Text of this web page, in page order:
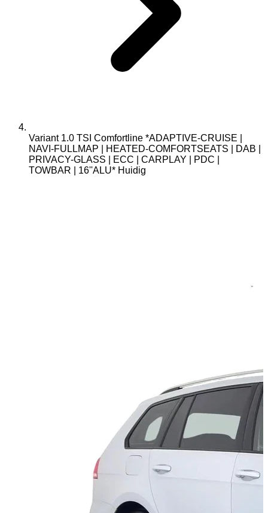
Variant 1.0 TSI Comfortline *ADAPTIVE-CRUISE |
NAVI-FULLMAP | HEATED-COMFORTSEATS | DAB |
PRIVACY-GLASS | ECC | CARPLAY | PDC |
TOWBAR | 16''ALU* Huidig